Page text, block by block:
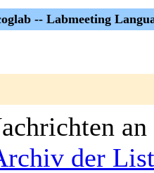
-- Labmeeting
an
der